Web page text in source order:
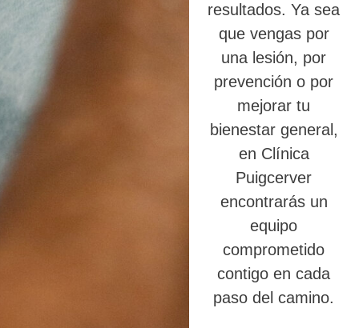
resultados. Ya sea
que vengas por
una lesión, por
prevención o por
mejorar tu
bienestar general,
en Clínica
Puigcerver
encontrarás un
equipo
comprometido
contigo en cada
paso del camino.